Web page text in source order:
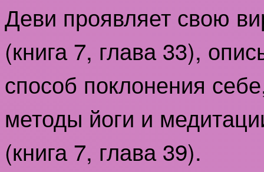
Деви проявляет свою
(книга 7, глава 33),
способ поклонения
методы йоги и
(книга 7, глава 39).